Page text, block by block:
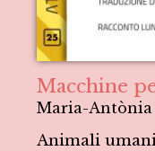
Macchine
Maria-Antònia
Animali